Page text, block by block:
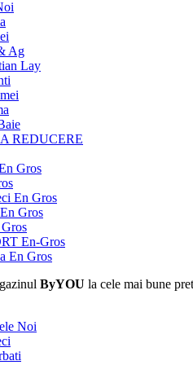
Ag
Lay
REDUCERE
Gros
En Gros
Gros
En-Gros
En Gros
ByYOU la cele mai bune
Noi